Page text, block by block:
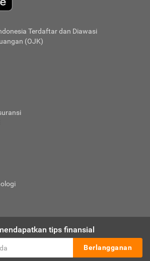
Terdaftar dan Diawasi
(OJK)
tips finansial
Berlangganan